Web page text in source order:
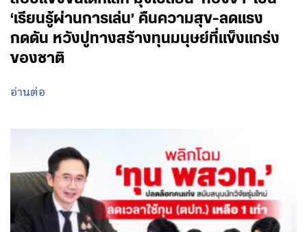
‘เรียนรู้ผ่านการเล่น’ คืนความสุข-ลดแรง
กดดัน หวังปูทางสร้างทุนมนุษย์ที่แข็งแกร่ง
ของชาติ
อ่านต่อ